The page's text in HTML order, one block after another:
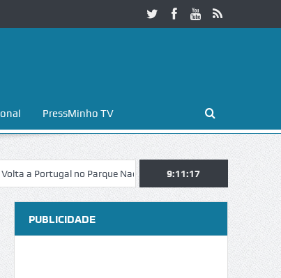
PressMinho TV
no Parque Nacional da Peneda-Gerês Esposende.
9:11:18
PUBLICIDADE